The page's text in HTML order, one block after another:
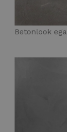
Betonlook